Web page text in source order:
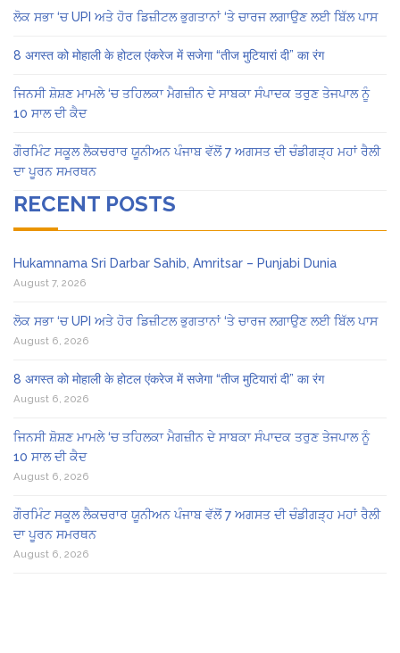
ਲੋਕ ਸਭਾ ‘ਚ UPI ਅਤੇ ਹੋਰ ਡਿਜ਼ੀਟਲ ਭੁਗਤਾਨਾਂ ‘ਤੇ ਚਾਰਜ ਲਗਾਉਣ ਲਈ ਬਿੱਲ ਪਾਸ
8 अगस्त को मोहाली के होटल एंकरेज में सजेगा “तीज मुटियारां दी” का रंग
ਜਿਨਸੀ ਸ਼ੋਸ਼ਣ ਮਾਮਲੇ ‘ਚ ਤਹਿਲਕਾ ਮੈਗਜ਼ੀਨ ਦੇ ਸਾਬਕਾ ਸੰਪਾਦਕ ਤਰੁਣ ਤੇਜਪਾਲ ਨੂੰ
10 ਸਾਲ ਦੀ ਕੈਦ
ਗੌਰਮਿੰਟ ਸਕੂਲ ਲੈਕਚਰਾਰ ਯੂਨੀਅਨ ਪੰਜਾਬ ਵੱਲੋਂ 7 ਅਗਸਤ ਦੀ ਚੰਡੀਗੜ੍ਹ ਮਹਾਂ ਰੈਲੀ
ਦਾ ਪੂਰਨ ਸਮਰਥਨ
RECENT POSTS
Hukamnama Sri Darbar Sahib, Amritsar – Punjabi Dunia
August 7, 2026
ਲੋਕ ਸਭਾ ‘ਚ UPI ਅਤੇ ਹੋਰ ਡਿਜ਼ੀਟਲ ਭੁਗਤਾਨਾਂ ‘ਤੇ ਚਾਰਜ ਲਗਾਉਣ ਲਈ ਬਿੱਲ ਪਾਸ
August 6, 2026
8 अगस्त को मोहाली के होटल एंकरेज में सजेगा “तीज मुटियारां दी” का रंग
August 6, 2026
ਜਿਨਸੀ ਸ਼ੋਸ਼ਣ ਮਾਮਲੇ ‘ਚ ਤਹਿਲਕਾ ਮੈਗਜ਼ੀਨ ਦੇ ਸਾਬਕਾ ਸੰਪਾਦਕ ਤਰੁਣ ਤੇਜਪਾਲ ਨੂੰ
10 ਸਾਲ ਦੀ ਕੈਦ
August 6, 2026
ਗੌਰਮਿੰਟ ਸਕੂਲ ਲੈਕਚਰਾਰ ਯੂਨੀਅਨ ਪੰਜਾਬ ਵੱਲੋਂ 7 ਅਗਸਤ ਦੀ ਚੰਡੀਗੜ੍ਹ ਮਹਾਂ ਰੈਲੀ
ਦਾ ਪੂਰਨ ਸਮਰਥਨ
August 6, 2026